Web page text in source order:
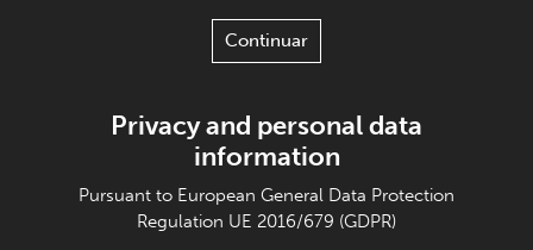
Continuar
Privacy and personal data
information
Pursuant to European General Data Protection
Regulation UE 2016/679 (GDPR)